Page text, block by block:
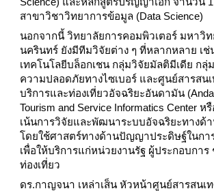
สาขาวิชาวิทยาการข้อมูล (Data Science)
นอกจากนี้ วิทยาลัยการคอมพิวเตอร์ มหาวิ
นครินทร์ ยังมีทีมวิจัยต่าง ๆ ที่หลากหลาย เช่
เทคโนโลยีบล็อกเชน กลุ่มวิจัยมัลติมีเดีย กลุ่
ความปลอดภัยทางไซเบอร์ และศูนย์สารสน
บริการและท่องเที่ยวอัจฉริยะอันดามัน
Tourism and Service Informatics Center ห
เน้นการวิจัยและพัฒนาระบบอัจฉริยะทางด้า
โดยใช้ศาสตร์ทางด้านปัญญาประดิษฐ์ในกา
เพื่อให้บริการแก่หน่วยงานรัฐ ผู้ประกอบกา
ท่องเที่ยว
ดร.กาญจนา เหล่าเส็น หัวหน้าศูนย์สารสนเ